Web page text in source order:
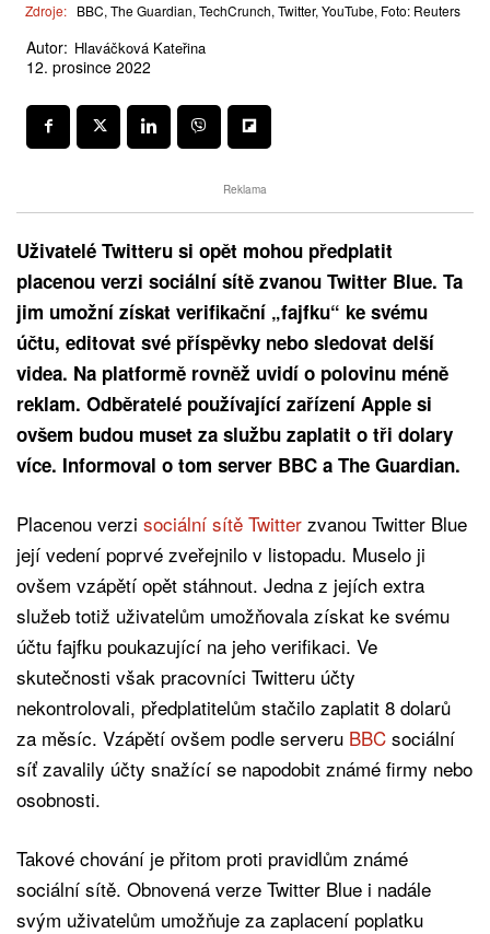
Zdroje: BBC, The Guardian, TechCrunch, Twitter, YouTube, Foto: Reuters
Autor: Hlaváčková Kateřina
12. prosince 2022
Reklama
Uživatelé Twitteru si opět mohou předplatit
placenou verzi sociální sítě zvanou Twitter Blue. Ta
jim umožní získat verifikační „fajfku“ ke svému
účtu, editovat své příspěvky nebo sledovat delší
videa. Na platformě rovněž uvidí o polovinu méně
reklam. Odběratelé používající zařízení Apple si
ovšem budou muset za službu zaplatit o tři dolary
více. Informoval o tom server BBC a The Guardian.
Placenou verzi sociální sítě Twitter zvanou Twitter Blue
její vedení poprvé zveřejnilo v listopadu. Muselo ji
ovšem vzápětí opět stáhnout. Jedna z jejích extra
služeb totiž uživatelům umožňovala získat ke svému
účtu fajfku poukazující na jeho verifikaci. Ve
skutečnosti však pracovníci Twitteru účty
nekontrolovali, předplatitelům stačilo zaplatit 8 dolarů
za měsíc. Vzápětí ovšem podle serveru BBC sociální
síť zavalily účty snažící se napodobit známé firmy nebo
osobnosti.
Takové chování je přitom proti pravidlům známé
sociální sítě. Obnovená verze Twitter Blue i nadále
svým uživatelům umožňuje za zaplacení poplatku